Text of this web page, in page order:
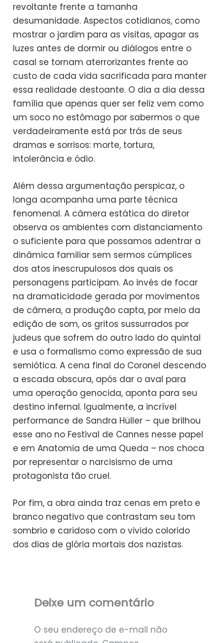
revoltante frente a tamanha
desumanidade. Aspectos cotidianos, como
mostrar o jardim para as visitas, apagar as
luzes antes de dormir ou diálogos entre o
casal se tornam aterrorizantes frente ao
custo de cada vida sacrificada para manter
essa realidade destoante. O dia a dia dessa
família que apenas quer ser feliz vem como
um soco no estômago por sabermos o que
verdadeiramente está por trás de seus
dramas e sorrisos: morte, tortura,
intolerância e ódio.
Além dessa argumentação perspicaz, o
longa acompanha uma parte técnica
fenomenal. A câmera estática do diretor
observa os ambientes com distanciamento
o suficiente para que possamos adentrar a
dinâmica familiar sem sermos cúmplices
dos atos inescrupulosos dos quais os
personagens participam. Ao invés de focar
na dramaticidade gerada por movimentos
de câmera, a produção capta, por meio da
edição de som, os gritos sussurrados por
judeus que sofrem do outro lado do quintal
e usa o formalismo como expressão de sua
semiótica. A cena final do Coronel descendo
a escada obscura, após dar o aval para
uma operação genocida, aponta para seu
destino infernal. Igualmente, a incrível
performance de Sandra Hüller – que brilhou
esse ano no Festival de Cannes nesse papel
e em Anatomia de uma Queda – nos choca
por representar o narcisismo de uma
protagonista tão cruel.
Por fim, a obra ainda traz cenas em preto e
branco negativo que contrastam seu tom
sombrio e caridoso com o vivido colorido
dos dias de glória mortais dos nazistas.
Deixe um comentário
O seu endereço de e-mail não